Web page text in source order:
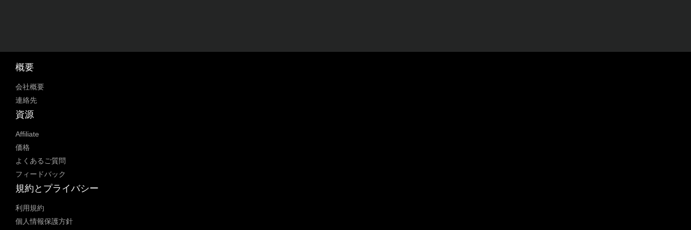
概要
会社概要
連絡先
資源
Affiliate
価格
よくあるご質問
フィードバック
規約とプライバシー
利用規約
個人情報保護方針